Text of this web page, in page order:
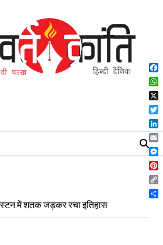
में शतक जड़कर रचा इतिहास
X